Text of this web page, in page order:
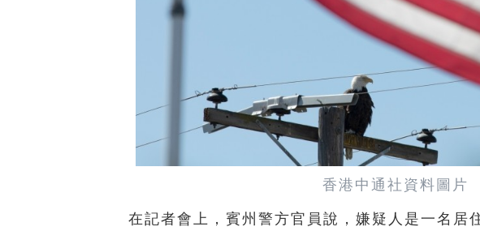
香港中通社資料圖片
在記者會上，賓州警方官員說，嫌疑人是一名居